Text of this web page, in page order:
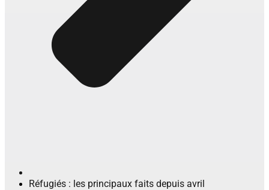
Réfugiés : les principaux faits depuis avril